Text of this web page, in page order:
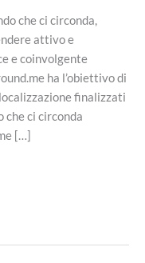
che ci circonda,
attivo e
e coinvolgente
ha l’obiettivo di
finalizzati
che ci circonda
[…]